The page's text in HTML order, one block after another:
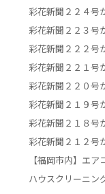
彩花新聞２２４号
彩花新聞２２３号
彩花新聞２２２号
彩花新聞２２１号
彩花新聞２２０号
彩花新聞２１９号
彩花新聞２１８号
彩花新聞２１２号
【福岡市内】エ
ハウスクリーニン